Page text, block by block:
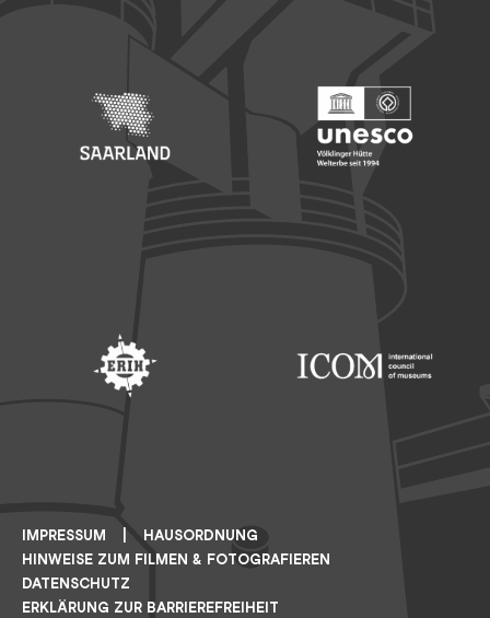
IMPRESSUM
HAUSORDNUNG
HINWEISE ZUM FILMEN & FOTOGRAFIEREN
DATENSCHUTZ
ERKLÄRUNG ZUR BARRIEREFREIHEIT